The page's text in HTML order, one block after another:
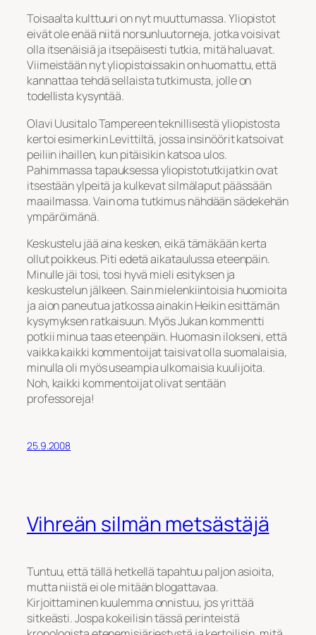
Toisaalta kulttuuri on nyt muuttumassa. Yliopistot
eivät ole enää niitä norsunluutorneja, jotka voisivat
olla itsenäisiä ja itsepäisesti tutkia, mitä haluavat.
Viimeistään nyt yliopistoissakin on huomattu, että
kannattaa tehdä sellaista tutkimusta, jolle on
todellista kysyntää.
Olavi Uusitalo Tampereen teknillisestä yliopistosta
kertoi esimerkin Levittiltä, jossa insinöörit katsoivat
peiliin ihaillen, kun pitäisikin katsoa ulos.
Pahimmassa tapauksessa yliopistotutkijatkin ovat
itsestään ylpeitä ja kulkevat silmälaput päässään
maailmassa. Vain oma tutkimus nähdään sädekehän
ympäröimänä.
Keskustelu jää aina kesken, eikä tämäkään kerta
ollut poikkeus. Piti edetä aikataulussa eteenpäin.
Minulle jäi tosi, tosi hyvä mieli esityksen ja
keskustelun jälkeen. Sain mielenkiintoisia huomioita
ja aion paneutua jatkossa ainakin Heikin esittämän
kysymyksen ratkaisuun. Myös Jukan kommentti
potkii minua taas eteenpäin. Huomasin ilokseni, että
vaikka kaikki kommentoijat taisivat olla suomalaisia,
minulla oli myös useampia ulkomaisia kuulijoita.
Noh, kaikki kommentoijat olivat sentään
professoreja!
25.9.2008
Vihreän silmän metsästäjä
Tuntuu, että tällä hetkellä tapahtuu paljon asioita,
mutta niistä ei ole mitään blogattavaa.
Kirjoittaminen kuulemma onnistuu, jos yrittää
sitkeästi. Jospa kokeilisin tässä perinteistä